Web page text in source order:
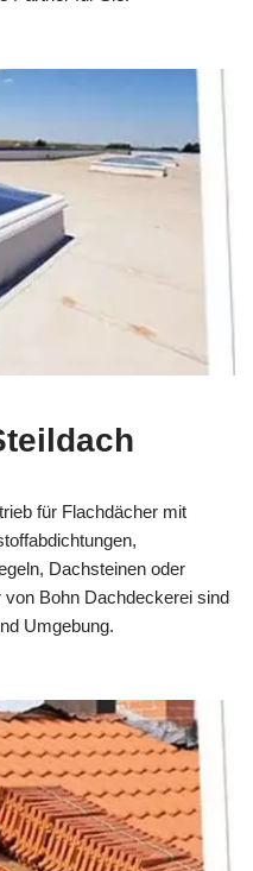
für Flachdächer mit
Dachsteinen oder
Bohn Dachdeckerei sind
Umgebung.